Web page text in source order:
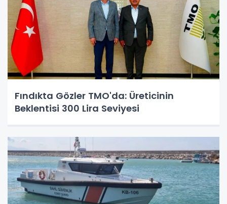
Fındıkta Gözler TMO'da: Üreticinin
Beklentisi 300 Lira Seviyesi